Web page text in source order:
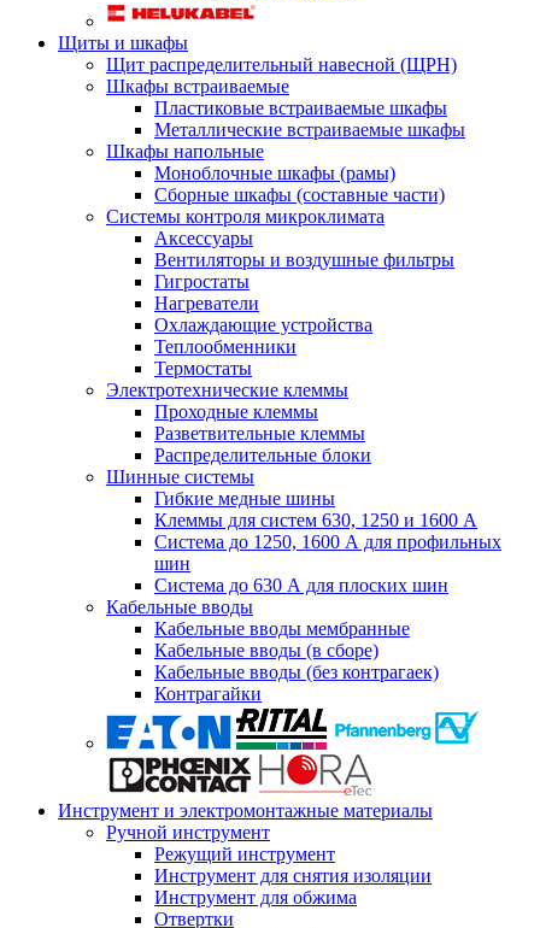
Щиты и шкафы
Щит распределительный навесной (ЩРН)
Шкафы встраиваемые
Пластиковые встраиваемые шкафы
Металлические встраиваемые шкафы
Шкафы напольные
Моноблочные шкафы (рамы)
Сборные шкафы (составные части)
Системы контроля микроклимата
Аксессуары
Вентиляторы и воздушные фильтры
Гигростаты
Нагреватели
Охлаждающие устройства
Теплообменники
Термостаты
Электротехнические клеммы
Проходные клеммы
Разветвительные клеммы
Распределительные блоки
Шинные системы
Гибкие медные шины
Клеммы для систем 630, 1250 и 1600 А
Система до 1250, 1600 А для профильных
шин
Система до 630 А для плоских шин
Кабельные вводы
Кабельные вводы мембранные
Кабельные вводы (в сборе)
Кабельные вводы (без контрагаек)
Контрагайки
Инструмент и электромонтажные материалы
Ручной инструмент
Режущий инструмент
Инструмент для снятия изоляции
Инструмент для обжима
Отвертки